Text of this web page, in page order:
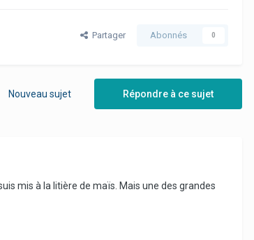
Partager Abonnés 0
Répondre à ce sujet
Nouveau sujet
mis à la litière de maïs. Mais une des grandes